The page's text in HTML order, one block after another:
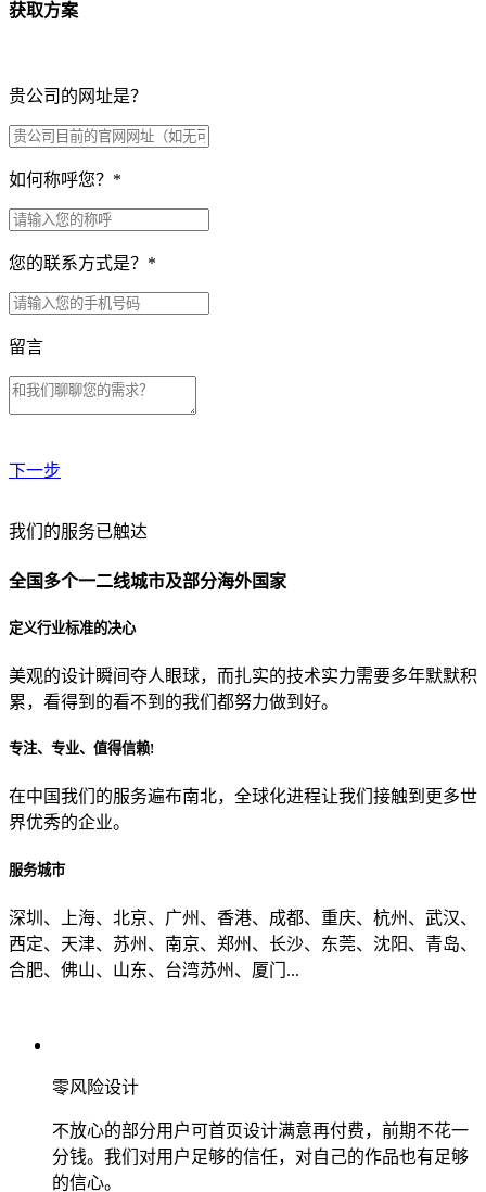
获取方案
贵公司的网址是？
如何称呼您？ *
您的联系方式是？ *
留言
下一步
贵公司预算范围是？
贵公司的团队规模是？
目前主要的营销渠道是？
我们的服务已触达
全国多个一二线城市及部分海外国家
定义行业标准的决心
美观的设计瞬间夺人眼球，而扎实的技术实力需要多年默默积
累，看得到的看不到的我们都努力做到好。
专注、专业、值得信赖!
在中国我们的服务遍布南北，全球化进程让我们接触到更多世
界优秀的企业。
服务城市
深圳、上海、北京、广州、香港、成都、重庆、杭州、武汉、
西定、天津、苏州、南京、郑州、长沙、东莞、沈阳、青岛、
合肥、佛山、山东、台湾苏州、厦门...
零风险设计
不放心的部分用户可首页设计满意再付费，前期不花一
分钱。我们对用户足够的信任，对自己的作品也有足够
的信心。